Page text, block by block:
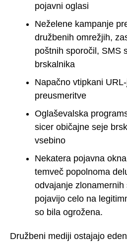
pojavni oglasi
Neželene kampanje
družbenih omrežjih,
poštnih sporočil, SMS
brskalnika
Napačno vtipkani
preusmeritve
Oglaševalska
sicer običajne seje
vsebino
Nekatera pojavna
temveč popolnoma
odvajanje zlonamernih
pojavijo celo na
so bila ogrožena.
Družbeni mediji ostajajo